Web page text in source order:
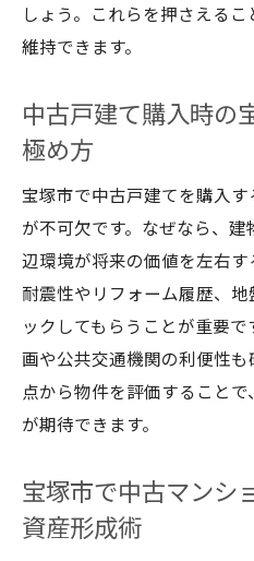
しょう。これらを押さえる
維持できます。
中古戸建て購入時の
極め方
宝塚市で中古戸建てを購入
が不可欠です。なぜなら、
辺環境が将来の価値を左右す
耐震性やリフォーム履歴、
ックしてもらうことが重要
画や公共交通機関の利便性
点から物件を評価すること
が期待できます。
宝塚市で中古マンシ
資産形成術